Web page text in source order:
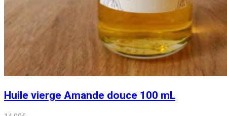
Huile vierge Amande douce 100 mL